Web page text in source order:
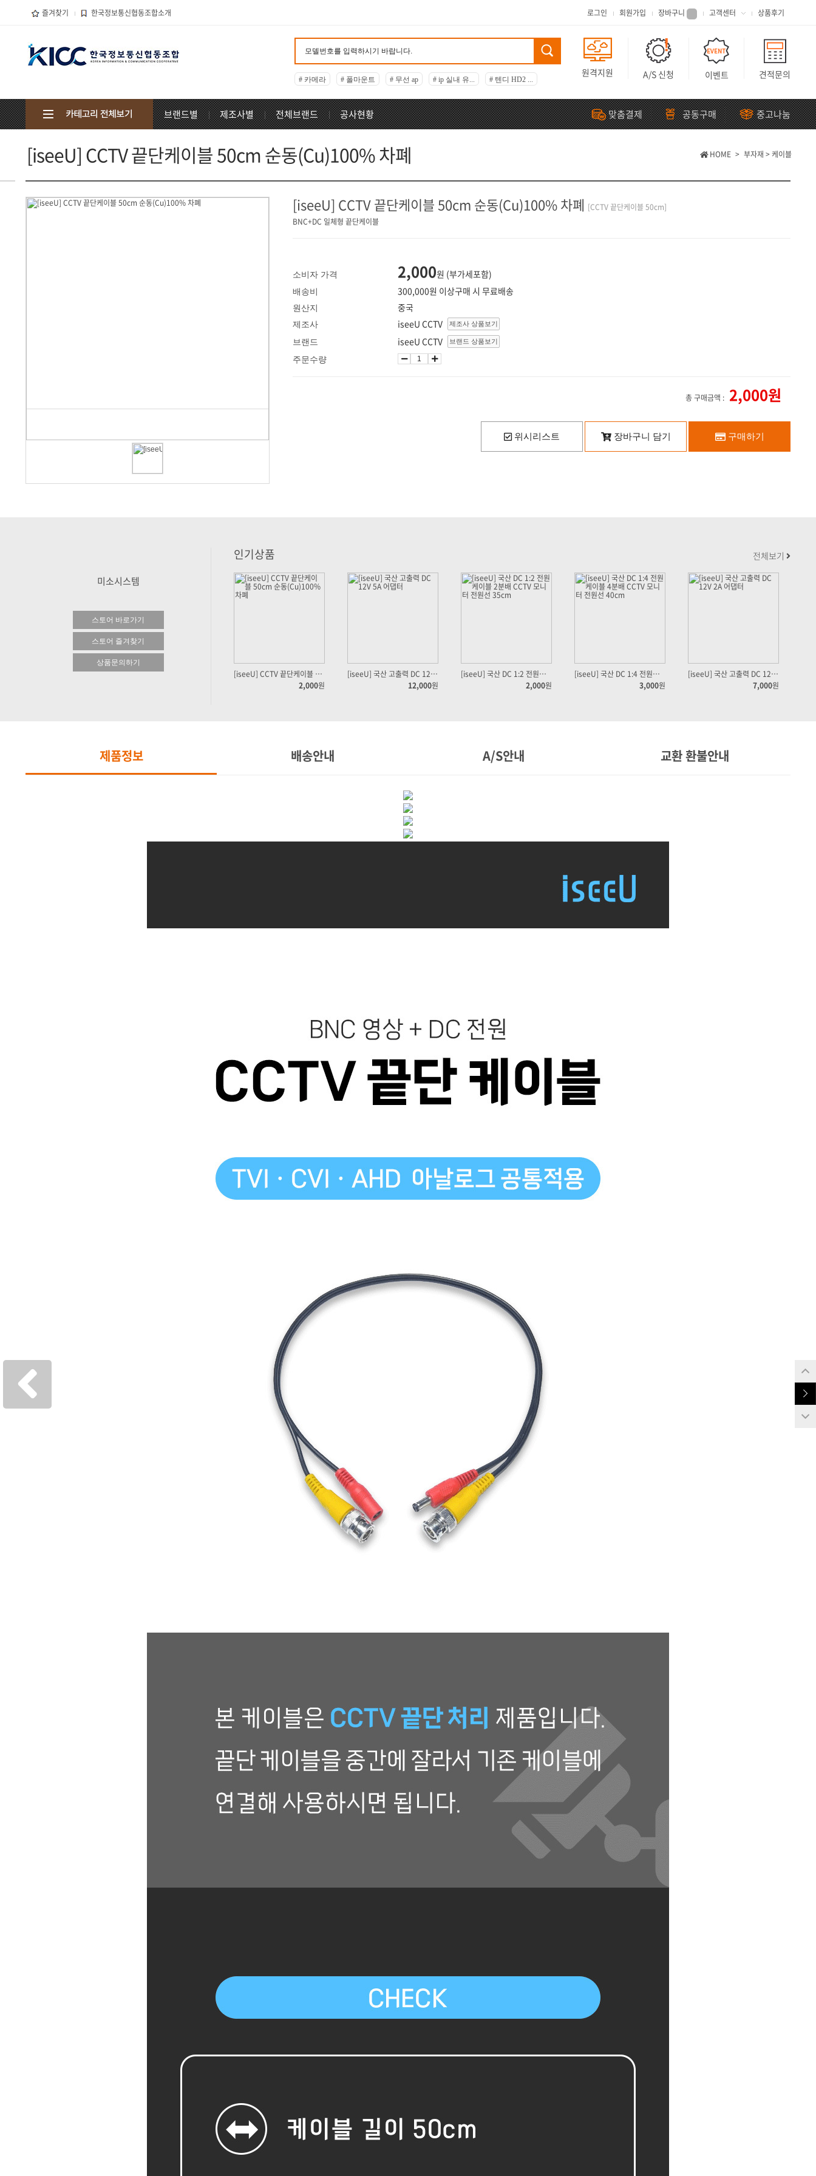
즐겨찾기 한국정보통신협동조합소개 로그인 회원가입 장바구니 고객센터 상품후기
# 카메라 # 폴마운트 # 무선 ap # ip 실내 유... # 텐디 HD2 ...
원격지원 A/S 신청 이벤트 견적문의
브랜드별 제조사별 전체브랜드 공사현황 맞춤결제 공동구매 중고나눔
[iseeU] CCTV 끝단케이블 50cm 순동(Cu)100% 차폐 HOME > 부자재 > 케이블
[iseeU] CCTV 끝단케이블 50cm 순동(Cu)100% 차폐 [CCTV 끝단케이블 50cm]
BNC+DC 일체형 끝단케이블
소비자 가격 2,000원 (부가세포함)
배송비 300,000원 이상구매 시 무료배송
원산지 중국
제조사 iseeU CCTV 제조사 상품보기
브랜드 iseeU CCTV 브랜드 상품보기
주문수량
총 구매금액 : 2,000원
위시리스트 장바구니 담기 구매하기
미소시스템
스토어 바로가기
스토어 즐겨찾기
상품문의하기
인기상품 전체보기
[iseeU] CCTV 끝단케이블 50cm 순동(Cu)100% 차폐
2,000원
[iseeU] 국산 고출력 DC 12V 5A 어댑터
12,000원
[iseeU] 국산 DC 1:2 전원케이블 2분배 CCTV 모니터 전원선 35cm
2,000원
[iseeU] 국산 DC 1:4 전원케이블 4분배 CCTV 모니터 전원선 40cm
3,000원
[iseeU] 국산 고출력 DC 12V 2A 어댑터
7,000원
제품정보 배송안내 A/S안내 교환 환불안내